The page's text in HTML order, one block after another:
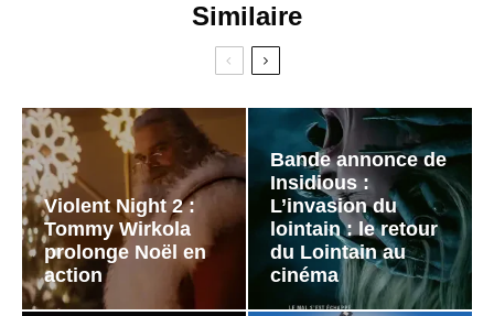
Similaire
Violent Night 2 :
Tommy Wirkola
prolonge Noël en
action
Bande annonce de
Insidious :
L’invasion du
lointain : le retour
du Lointain au
cinéma